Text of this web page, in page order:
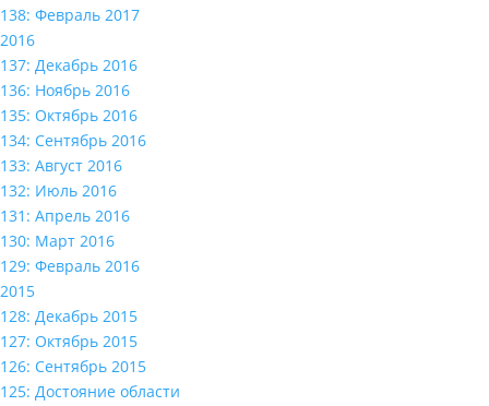
138: Февраль 2017
2016
137: Декабрь 2016
136: Ноябрь 2016
135: Октябрь 2016
134: Сентябрь 2016
133: Август 2016
132: Июль 2016
131: Апрель 2016
130: Март 2016
129: Февраль 2016
2015
128: Декабрь 2015
127: Октябрь 2015
126: Сентябрь 2015
125: Достояние области